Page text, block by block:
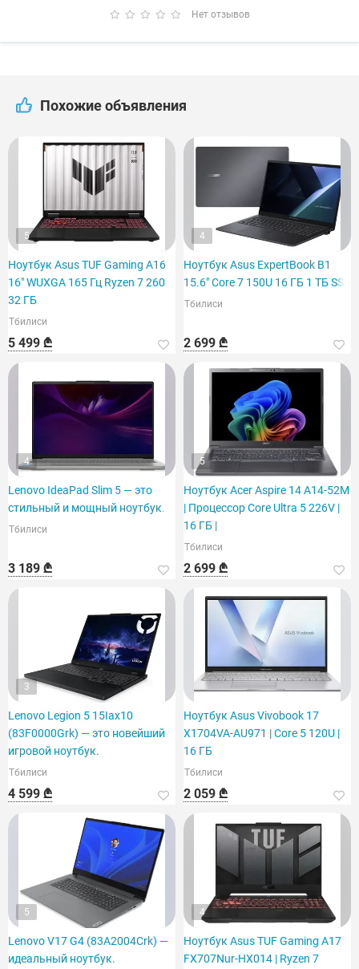
Нет отзывов
Похожие объявления
5
Ноутбук Asus TUF Gaming A16
16" WUXGA 165 Гц Ryzen 7 260
32 ГБ
Тбилиси
5 499 ₾
4
Ноутбук Asus ExpertBook B1
15.6" Core 7 150U 16 ГБ 1 ТБ SSD
Тбилиси
2 699 ₾
4
Lenovo IdeaPad Slim 5 — это
стильный и мощный ноутбук.
Тбилиси
3 189 ₾
5
Ноутбук Acer Aspire 14 A14-52M
| Процессор Core Ultra 5 226V |
16 ГБ |
Тбилиси
2 699 ₾
3
Lenovo Legion 5 15Iax10
(83F0000Grk) — это новейший
игровой ноутбук.
Тбилиси
4 599 ₾
Ноутбук Asus Vivobook 17
X1704VA-AU971 | Core 5 120U |
16 ГБ
Тбилиси
2 059 ₾
5
Lenovo V17 G4 (83A2004Crk) —
идеальный ноутбук.
4
Ноутбук Asus TUF Gaming A17
FX707Nur-HX014 | Ryzen 7